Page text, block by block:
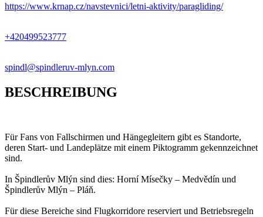
https://www.krnap.cz/navstevnici/letni-aktivity/paragliding/
+420499523777
spindl@spindleruv-mlyn.com
BESCHREIBUNG
Für Fans von Fallschirmen und Hängegleitern gibt es Standorte,
deren Start- und Landeplätze mit einem Piktogramm gekennzeichnet
sind.
In Špindlerův Mlýn sind dies: Horní Mísečky – Medvědín und
Špindlerův Mlýn – Pláň.
Für diese Bereiche sind Flugkorridore reserviert und Betriebsregeln